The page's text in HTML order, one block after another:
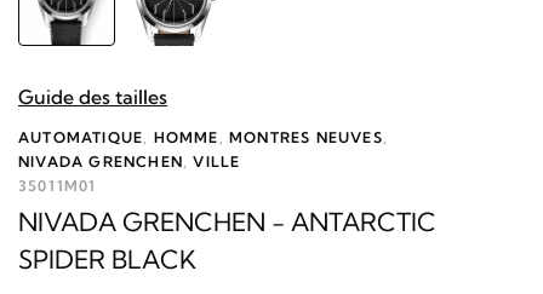
Guide des tailles
AUTOMATIQUE, HOMME ,MONTRES NEUVES,
NIVADA GRENCHEN,VILLE
35011M01
NIVADA GRENCHEN - ANTARCTIC
SPIDER BLACK